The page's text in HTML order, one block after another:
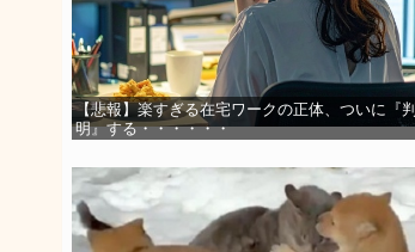
【悲報】楽すぎる在宅ワークの正体、ついに『判
明』する・・・・・・